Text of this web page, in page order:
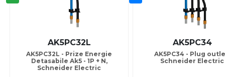
AK5PC32L
AK5PC32L - Prize Energie
Detasabile Ak5 - 1P + N,
Schneider Electric
AK5PC34
AK5PC34 - Plug
Schneider Electric